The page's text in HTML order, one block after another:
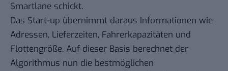
Smartlane schickt.
Das Start-up übernimmt daraus Informationen wie
Adressen, Lieferzeiten, Fahrerkapazitäten und
Flottengröße. Auf dieser Basis berechnet der
Algorithmus nun die bestmöglichen